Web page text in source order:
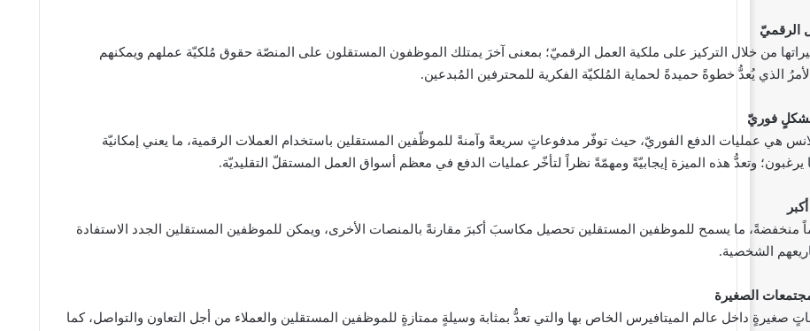
الرقميّ
من خلال التركيز على ملكية العمل الرقميّ؛ بمعنى آخرَ يمتلك الموظفون المستقلون على المنصّة حقوق مُلكيّة عملهم ويمكنهم
الذي يُعدُّ خطوةً حميدةً لحماية المُلكيّة الفكرية للمحترفين المُبدعين.
بشكلٍ فوريّ
هي عمليات الدفع الفوريّ، حيث توفّر مدفوعاتٍ سريعةً وآمنةً للموظّفين المستقلين باستخدام العملات الرقمية، ما يعني إمكانيّة
وتعدُّ هذه الميزة إيجابيّةً ومهمّةً نظراً لتأخّر عمليات الدفع في معظم أسواق العمل المستقلّ التقليديّة.
ما يسمح للموظفين المستقلين تحصيل مكاسبَ أكبرَ مقارنةً بالمنصات الأخرى، ويمكن للموظفين المستقلين الجدد الاستفادة
الشخصية.
الصغيرة
صغيرةٍ داخل عالم الميتافيرس الخاص بها والتي تعدُّ بمثابة وسيلةٍ ممتازةٍ للموظفين المستقلين والعملاء من أجل التعاون والتواصل، كما